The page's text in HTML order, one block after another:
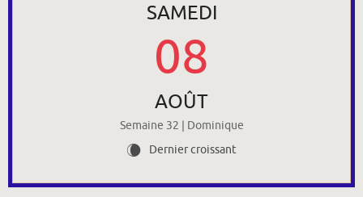
SAMEDI
08
AOÛT
Semaine 32 | Dominique
W Dernier croissant